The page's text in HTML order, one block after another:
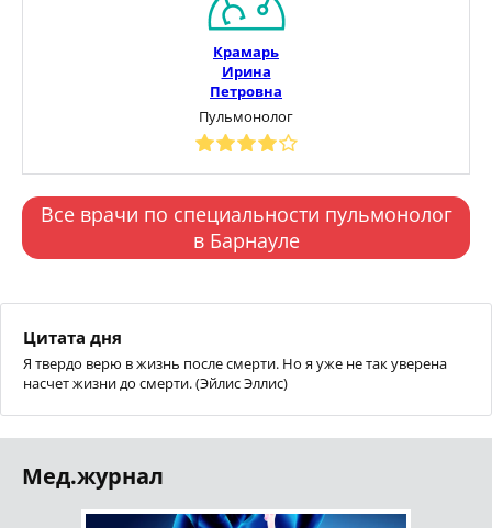
Крамарь
Ирина
Петровна
Пульмонолог
Все врачи по специальности пульмонолог
в Барнауле
Цитата дня
Я твердо верю в жизнь после смерти. Но я уже не так уверена
насчет жизни до смерти. (Эйлис Эллис)
Мед.журнал